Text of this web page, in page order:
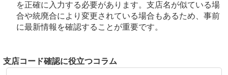
を正確に入力する必要があります。支店名が似ている場
合や統廃合により変更されている場合もあるため、事前
に最新情報を確認することが重要です。
支店コード確認に役立つコラム